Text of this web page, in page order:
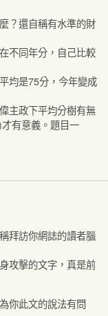
？還自稱有水準的財
不同年分，自己比較
均是75分，今年變成
主政下平均分樹有無
有意義。題目一
拜訪你網誌的讀者腦
攻擊的文字，真是前
你此文的說法有問